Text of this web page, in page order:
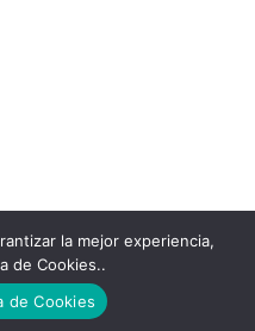
CMS. Premium Blog Solutions.
la mejor experiencia,
de Cookies..
de Cookies